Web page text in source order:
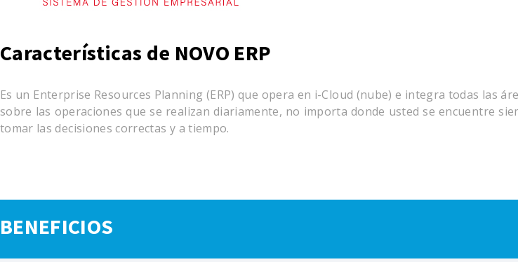
Características de NOVO ERP
Es un Enterprise Resources Planning (ERP) que opera en i-Cloud (nube) e integra todas las
sobre las operaciones que se realizan diariamente, no importa donde usted se encuentre
tomar las decisiones correctas y a tiempo.
BENEFICIOS